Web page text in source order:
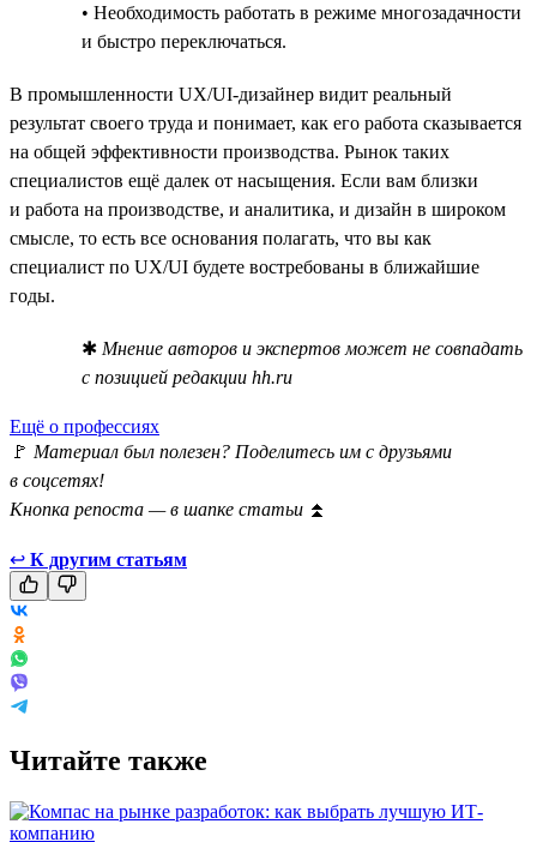
• Необходимость работать в режиме многозадачности
и быстро переключаться.
В промышленности UX/UI-дизайнер видит реальный
результат своего труда и понимает, как его работа сказывается
на общей эффективности производства. Рынок таких
специалистов ещё далек от насыщения. Если вам близки
и работа на производстве, и аналитика, и дизайн в широком
смысле, то есть все основания полагать, что вы как
специалист по UX/UI будете востребованы в ближайшие
годы.
✱ Мнение авторов и экспертов может не совпадать
с позицией редакции hh.ru
Ещё о профессиях
🚩 Материал был полезен? Поделитесь им с друзьями
в соцсетях!
Кнопка репоста — в шапке статьи ⏫
↩ К другим статьям
Читайте также